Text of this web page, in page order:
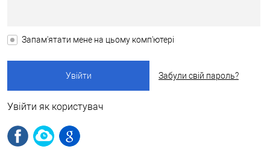
Запам'ятати мене на цьому комп'ютері
Забули свій пароль?
Увійти як користувач